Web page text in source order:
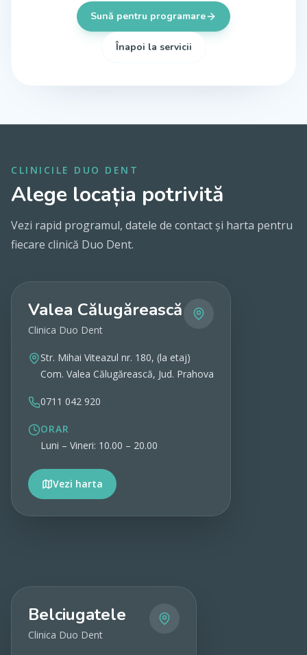
Sună pentru programare
Înapoi la servicii
CLINICILE DUO DENT
Alege locația potrivită
Vezi rapid programul, datele de contact și harta pentru
fiecare clinică Duo Dent.
Valea Călugărească
Clinica Duo Dent
Str. Mihai Viteazul nr. 180, (la etaj)
Com. Valea Călugărească, Jud. Prahova
0711 042 920
ORAR
Luni – Vineri: 10.00 – 20.00
Vezi harta
Vezi detalii
Belciugatele
Clinica Duo Dent